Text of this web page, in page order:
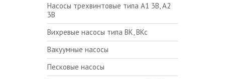
Насосы трехвинтовые типа А1 3В, А2
3В
Вихревые насосы типа ВК, ВКс
Вакуумные насосы
Песковые насосы